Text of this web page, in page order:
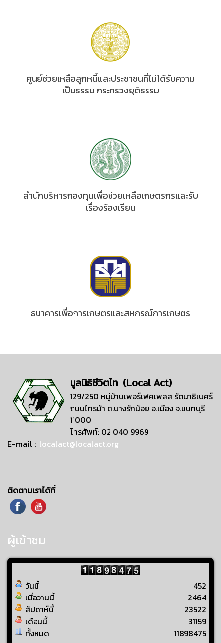
ศูนย์ช่วยเหลือลูกหนี้และประชาชนที่ไม่ได้รับความ
เป็นธรรม กระทรวงยุติธรรม
สำนักบริหารกองทุนเพื่อช่วยเหลือเกษตรกรและรับ
เรื่องร้องเรียน
ธนาคารเพื่อการเกษตรและสหกรณ์การเกษตร
มูลนิธิชีวิตไท (Local Act)
129/250 หมู่บ้านเพอร์เฟคเพลส รัตนาธิเบศร์
ถนนไทรม้า ต.บางรักน้อย อ.เมือง จ.นนทบุรี
11000
โทรศัพท์: 02 040 9969
E-mail : localact@localact.org
ติดตามเราได้ที่
ผู้เข้าชม
วันนี้
เมื่อวานนี้
สัปดาห์นี้
เดือนนี้
ทั้งหมด
452
2464
23522
31159
11898475